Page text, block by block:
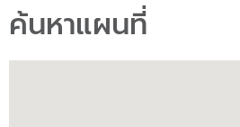
ค้นหาแผนที่